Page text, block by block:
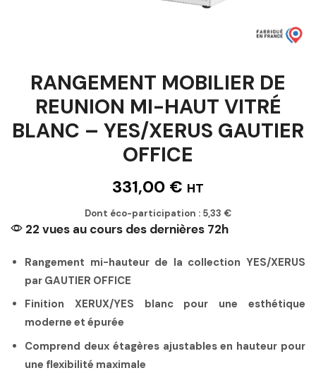
RANGEMENT MOBILIER DE
REUNION MI-HAUT VITRÉ
BLANC – YES/XERUS GAUTIER
OFFICE
331,00 € HT
Dont éco-participation : 5,33 €
22 vues au cours des dernières 72h
Rangement mi-hauteur de la collection YES/XERUS
par GAUTIER OFFICE
Finition XERUX/YES blanc pour une esthétique
moderne et épurée
Comprend deux étagères ajustables en hauteur pour
une flexibilité maximale